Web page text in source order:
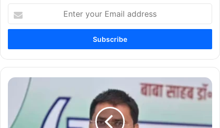
your
Email